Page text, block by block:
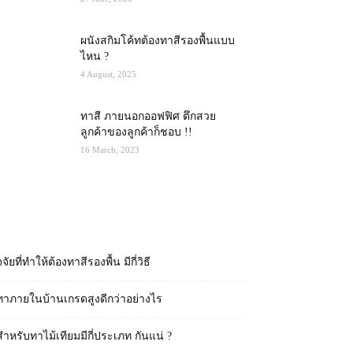
ผนังสกิมโค้ทต้องทาสีรองพื้นแบบ
ไหน ?
4 August, 2025
ทาสี ภายนอกออฟฟิศ ตึกสวย
ลูกค้าของลูกค้าก็ชอบ !!
16 March, 2023
จัยที่ทำให้ต้องทาสีรองพื้น มีกี่วิธี
าภายในบ้านเกรดสูงดีกว่าอย่างไร
ำหรับทาไม้เทียมมีกี่ประเภท กันแน่ ?